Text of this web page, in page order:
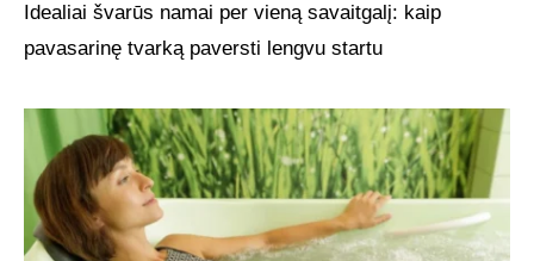
Idealiai švarūs namai per vieną savaitgalį: kaip
pavasarinę tvarką paversti lengvu startu